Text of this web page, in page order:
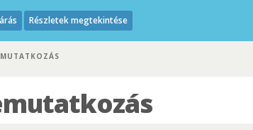
Részletek megtekintése